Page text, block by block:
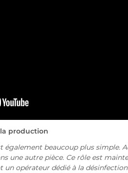
production
également beaucoup plus simple.
une autre pièce. Ce rôle est
un opérateur dédié à la